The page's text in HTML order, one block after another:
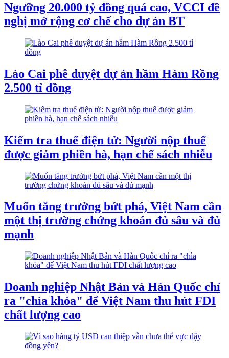
Ngưỡng 20.000 tỷ đồng quá cao, VCCI đề
nghị mở rộng cơ chế cho dự án BT
Lào Cai phê duyệt dự án hầm Hàm Rồng
2.500 tỉ đồng
Kiểm tra thuế điện tử: Người nộp thuế
được giảm phiền hà, hạn chế sách nhiễu
Muốn tăng trưởng bứt phá, Việt Nam cần
một thị trường chứng khoán đủ sâu và đủ
mạnh
Doanh nghiệp Nhật Bản và Hàn Quốc chỉ
ra "chìa khóa" để Việt Nam thu hút FDI
chất lượng cao